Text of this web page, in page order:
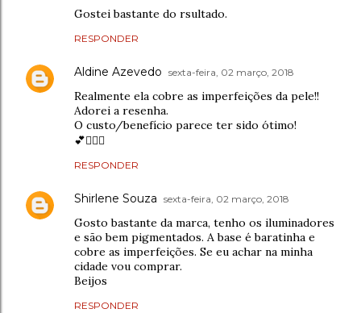
Gostei bastante do rsultado.
RESPONDER
Aldine Azevedo sexta-feira, 02 março, 2018
Realmente ela cobre as imperfeições da pele!!
Adorei a resenha.
O custo/benefício parece ter sido ótimo!
💕🙆🏻‍♀️
RESPONDER
Shirlene Souza sexta-feira, 02 março, 2018
Gosto bastante da marca, tenho os iluminadores
e são bem pigmentados. A base é baratinha e
cobre as imperfeições. Se eu achar na minha
cidade vou comprar.
Beijos
RESPONDER